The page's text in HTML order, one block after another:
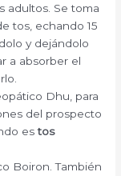
adultos. Se toma
tos, echando 15
y dejándolo
a absorber el
Dhu, para
del prospecto
estos
Boiron. También